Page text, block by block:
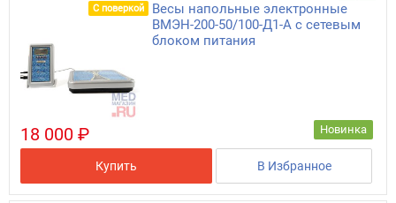
С поверкой
Весы напольные электронные
ВМЭН-200-50/100-Д1-А с сетевым
блоком питания
Новинка
18 000 ₽
Купить В Избранное